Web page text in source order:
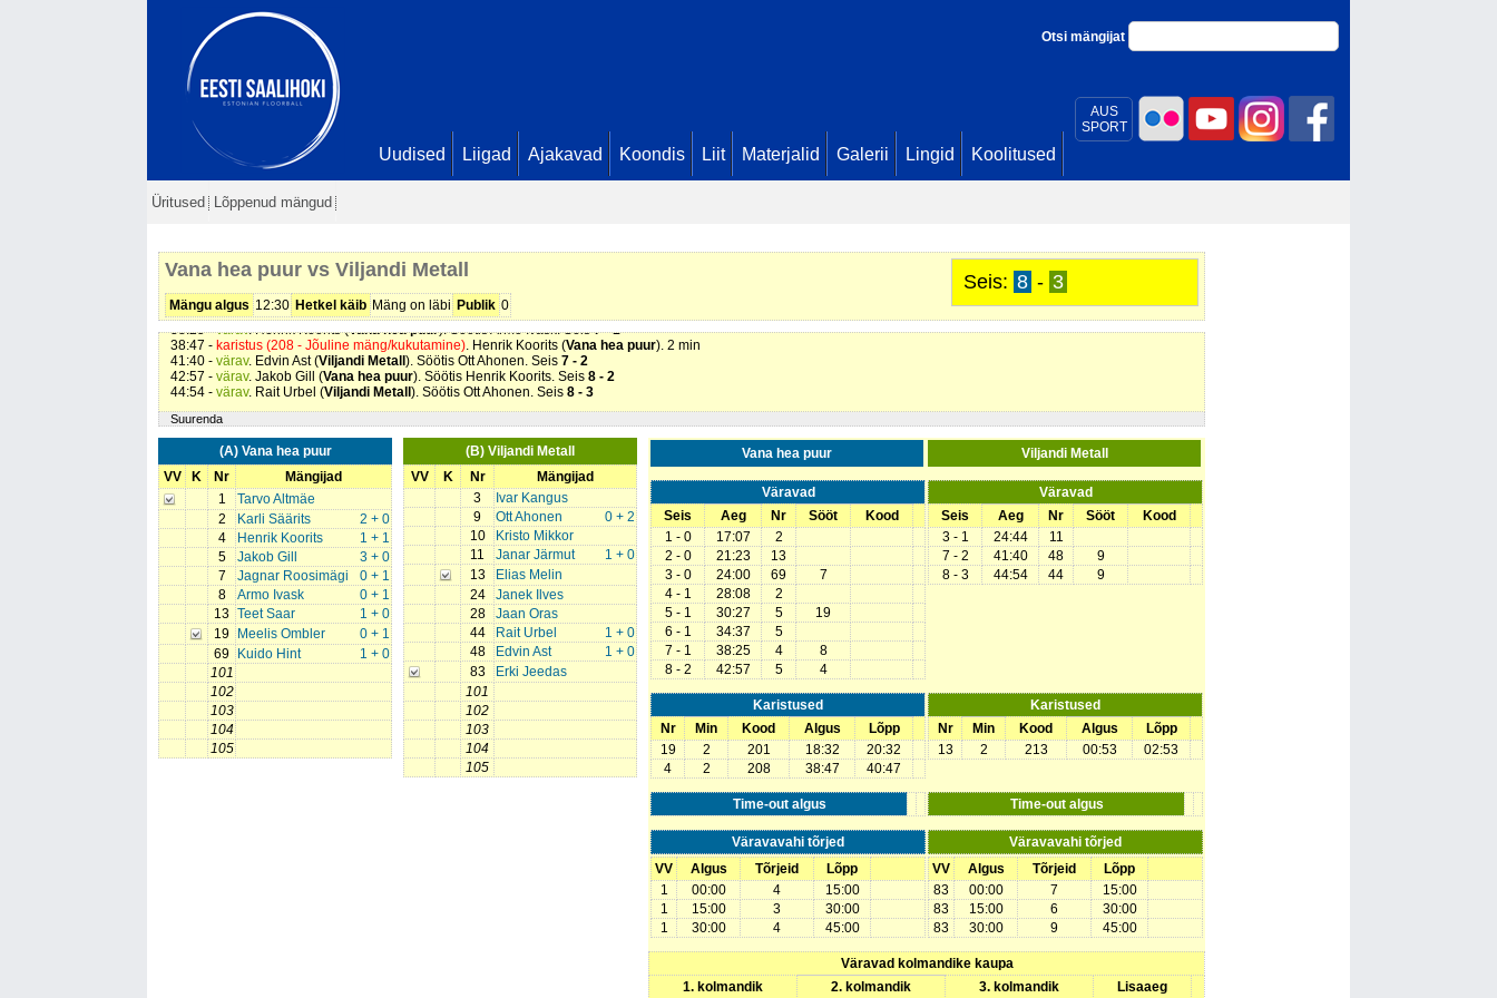
AUS
SPORT
Otsi mängijat
Uudised Liigad Ajakavad Koondis Liit Materjalid Galerii Lingid Koolitused
Üritused Lõppenud mängud
Seis: 8 - 3
Vana hea puur vs Viljandi Metall
Mängu algus 12:30 Hetkel käib Mäng on läbi Publik 0
17:07 -värav. Karli Säärits (
24:00 -värav. Kuido Hint (Vana hea puur). Söötis Jagnar Roosimägi. Seis3 - 0
24:44 -
värav. Janar Järmut (Viljandi Metall). Seis
. Karli Säärits ( Vana hea puur
30:27 -värav. Jakob Gill (Vana hea puur). Söötis Meelis Ombler. Seis
34:37 -värav. Jakob Gill (Vana hea puur). Seis6 - 1
38:25 -värav. Henrik Koorits (Vana hea puur). Söötis Armo Ivask. Seis7 - 1
38:47 - karistus (208 - Jõuline mäng/kukutamine). Henrik Koorits (Vana hea puur). 2 min
41:40 - värav. Edvin Ast (Viljandi Metall ). Söötis Ott Ahonen. Seis 7 - 2
42:57 - värav. Jakob Gill (Vana hea puur). Söötis Henrik Koorits. Seis 8 - 2
44:54 - värav. Rait Urbel (Viljandi Metall ). Söötis Ott Ahonen. Seis 8 - 3
Suurenda
(A) Vana hea puur
VV
K Nr
Mängijad
1
Tarvo Altmäe
2
2 + 0
Karli Säärits
4
1 + 1
Henrik Koorits
5
3 + 0
Jakob Gill
7
0 + 1
Jagnar Roosimägi
8
0 + 1
Armo Ivask
13
1 + 0
Teet Saar
19
0 + 1
Meelis Ombler
69
1 + 0
Kuido Hint
101
102
103
104
105
(B) Viljandi Metall
VV
K Nr
Mängijad
3
Ivar Kangus
9
0 + 2
Ott Ahonen
10
Kristo Mikkor
11
1 + 0
Janar Järmut
13
Elias Melin
24
Janek Ilves
28
Jaan Oras
44
1 + 0
Rait Urbel
48
1 + 0
Edvin Ast
83
Erki Jeedas
101
102
103
104
105
Vana hea puur Viljandi Metall
Väravad
Seis
Aeg Nr Sööt
Kood
1 - 0
17:07
2
2 - 0
21:23
13
3 - 0
24:00 69
7
4 - 1
28:08
2
5 - 1
30:27 5
19
6 - 1
34:37
5
7 - 1
38:25 4
8
8 - 2
42:57 5 4
Väravad
Seis
Aeg Nr Sööt
Kood
3 - 1
24:44
11
7 - 2
41:40 48
9
8 - 3
44:54 44 9
Karistused
Nr
Min Kood Algus
Lõpp
19
2 201 18:32
20:32
4
2 208 38:47 40:47
Karistused
Nr
Min Kood Algus
Lõpp
13
2 213 00:53 02:53
Time-out algus Time-out algus
Väravavahi tõrjed
Väravavahi tõrjed
VV
Algus Tõrjeid
Lõpp
1
00:00 4
15:00
1
15:00 3
30:00
1
30:00 4 45:00
VV Algus Tõrjeid
Lõpp
83
00:00 7
15:00
83
15:00 6
30:00
83
30:00 9 45:00
Väravad kolmandike kaupa
1. kolmandik
2. kolmandik 3. kolmandik Lisaaeg